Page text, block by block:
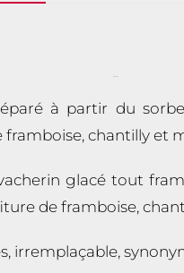
à partir du
chantilly et
glacé tout
de framboise,
irremplaçable,